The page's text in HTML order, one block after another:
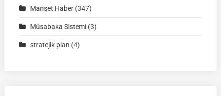
Manşet Haber(347)
Müsabaka Sistemi(3)
stratejik plan (4)